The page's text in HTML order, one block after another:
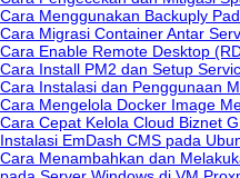
Cara Menggunakan Backuply
Cara Migrasi Container Antar
Cara Enable Remote Desktop
Cara Install PM2 dan Setup
Cara Instalasi dan Penggunaan
Cara Mengelola Docker Image
Cara Cepat Kelola Cloud Biznet
Instalasi EmDash CMS pada
Cara Menambahkan dan